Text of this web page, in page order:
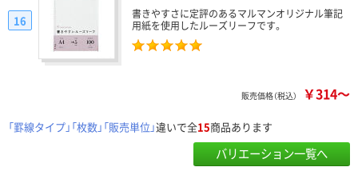
書きやすさに定評のあるマルマンオリジナル筆記
用紙を使用したルーズリーフです。
16
販売価格（税込） ￥314～
「罫線タイプ」「枚数」「販売単位」違いで全15商品あります
バリエーション一覧へ